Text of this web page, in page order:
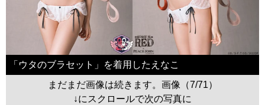
「ウタのブラセット」を着用したえなこ
まだまだ画像は続きます。画像（7/71）
↓にスクロールで次の写真に